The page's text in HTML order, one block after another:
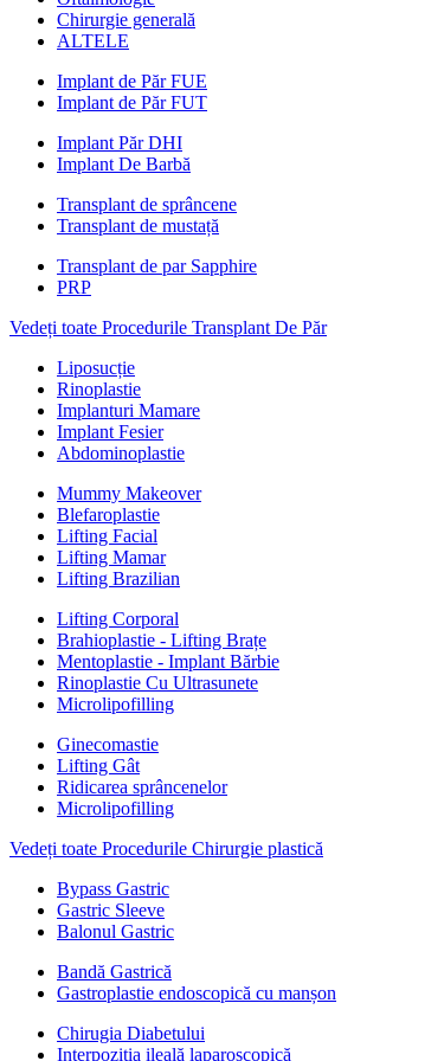
Chirurgie generală
ALTELE
Implant de Păr FUE
Implant de Păr FUT
Implant Păr DHI
Implant De Barbă
Transplant de sprâncene
Transplant de mustață
Transplant de par Sapphire
PRP
Vedeți toate Procedurile Transplant De Păr
Liposucție
Rinoplastie
Implanturi Mamare
Implant Fesier
Abdominoplastie
Mummy Makeover
Blefaroplastie
Lifting Facial
Lifting Mamar
Lifting Brazilian
Lifting Corporal
Brahioplastie - Lifting Brațe
Mentoplastie - Implant Bărbie
Rinoplastie Cu Ultrasunete
Microlipofilling
Ginecomastie
Lifting Gât
Ridicarea sprâncenelor
Microlipofilling
Vedeți toate Procedurile Chirurgie plastică
Bypass Gastric
Gastric Sleeve
Balonul Gastric
Bandă Gastrică
Gastroplastie endoscopică cu manșon
Chirugia Diabetului
Interpoziția ileală laparoscopică